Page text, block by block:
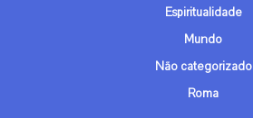
Espiritualidade
Mundo
Não categorizado
Roma